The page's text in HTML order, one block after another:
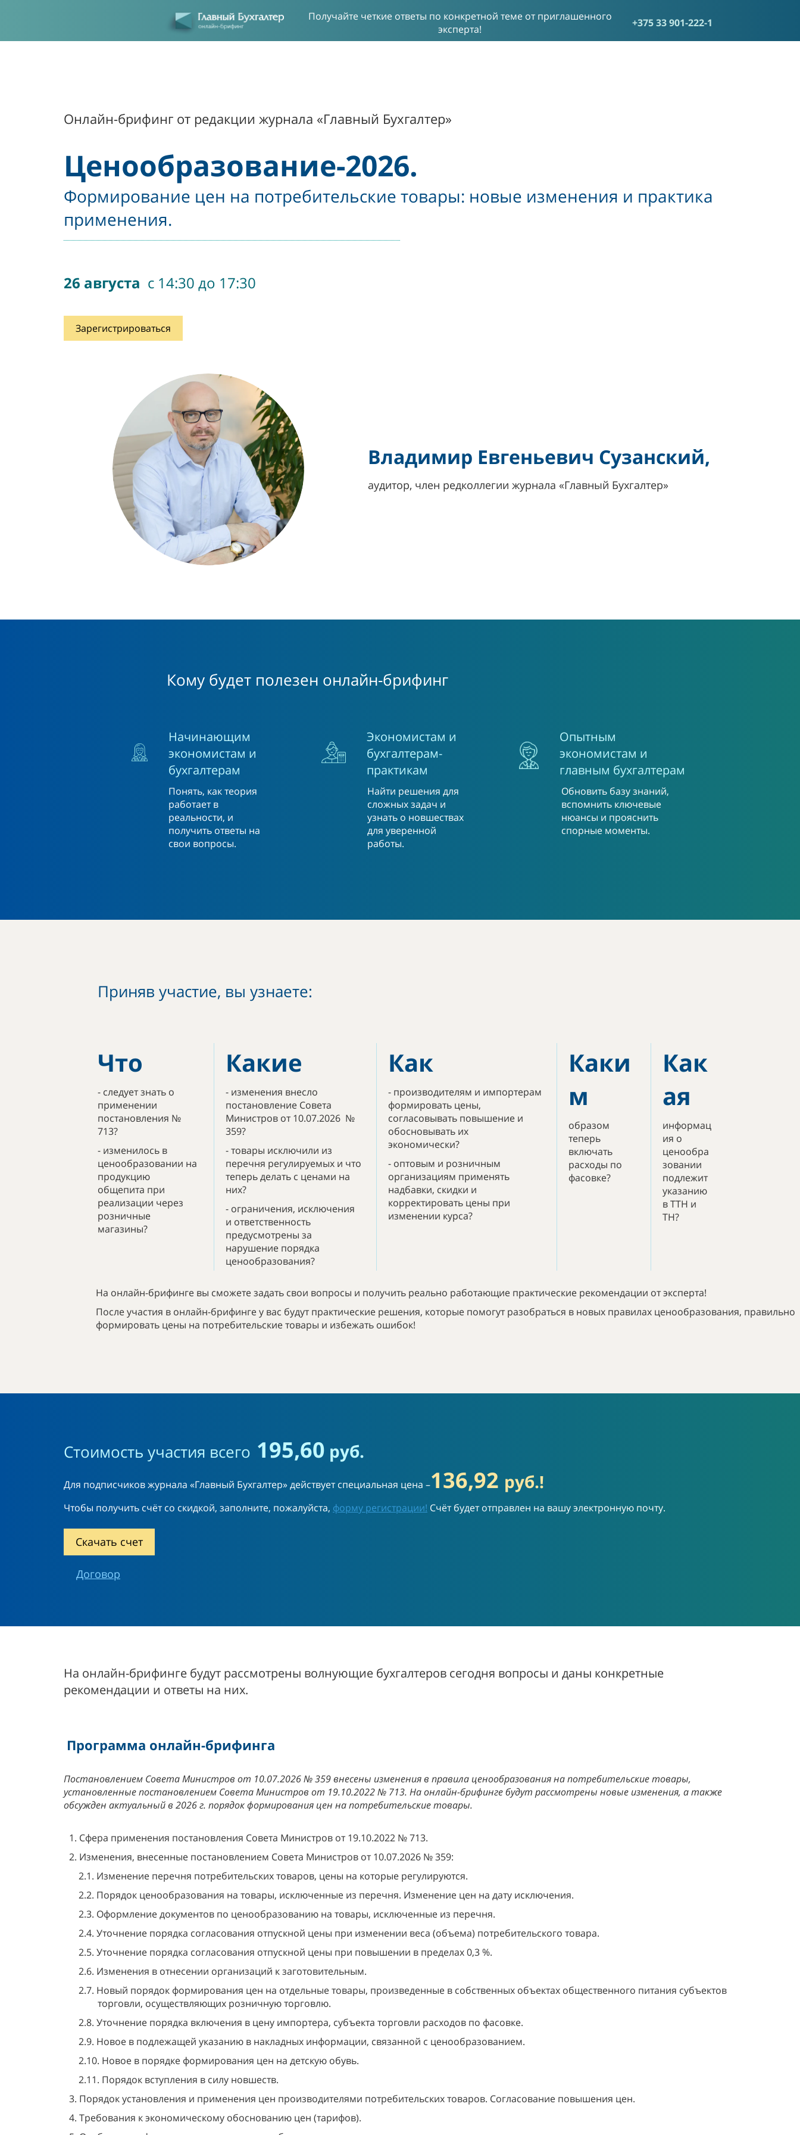
Получайте четкие ответы по конкретной теме от приглашенного
эксперта!
+375 33 901-222-1
Онлайн-брифинг от редакции журнала «Главный Бухгалтер»
Ценообразование-2026.
Формирование цен на потребительские товары: новые изменения и практика
применения.
26 августа с 14:30 до 17:30
Зарегистрироваться
Владимир Евгеньевич Сузанский,
аудитор, член редколлегии журнала «Главный Бухгалтер»
Кому будет полезен онлайн-брифинг
Начинающим
экономистам и
бухгалтерам
Понять, как теория
работает в
реальности, и
получить ответы на
свои вопросы.
Экономистам и
бухгалтерам-
практикам
Найти решения для
сложных задач и
узнать о новшествах
для уверенной
работы.
Опытным
экономистам и
главным бухгалтерам
Обновить базу знаний,
вспомнить ключевые
нюансы и прояснить
спорные моменты.
Приняв участие, вы узнаете:
Что
- cледует знать о
применении
постановления №
713?
- изменилось в
ценообразовании на
продукцию
общепита при
реализации через
розничные
магазины?
Какие
- изменения внесло
постановление Совета
Министров от 10.07.2026 №
359?
- товары исключили из
перечня регулируемых и что
теперь делать с ценами на
них?
- ограничения, исключения
и ответственность
предусмотрены за
нарушение порядка
ценообразования?
Как
- производителям и импортерам
формировать цены,
согласовывать повышение и
обосновывать их
экономически?
- оптовым и розничным
организациям применять
надбавки, скидки и
корректировать цены при
изменении курса?
Каки
м
образом
теперь
включать
расходы по
фасовке?
Как
ая
информац
ия о
ценообра
зовании
подлежит
указанию
в ТТН и
ТН?
На онлайн-брифинге вы сможете задать свои вопросы и получить реально работающие практические рекомендации от эксперта!
После участия в онлайн-брифинге у вас будут практические решения, которые помогут разобраться в новых правилах ценообразования, правильно
формировать цены на потребительские товары и избежать ошибок!
Стоимость участия всего 195,60 руб.
Для подписчиков журнала «Главный Бухгалтер» действует специальная цена –136,92 руб.!
Чтобы получить счёт со скидкой, заполните, пожалуйста, форму регистрации! Счёт будет отправлен на вашу электронную почту.
Скачать счет
Договор
На онлайн-брифинге будут рассмотрены волнующие бухгалтеров сегодня вопросы и даны конкретные
рекомендации и ответы на них.
Программа онлайн-брифинга
Постановлением Совета Министров от 10.07.2026 № 359 внесены изменения в правила ценообразования на потребительские товары,
установленные постановлением Совета Министров от 19.10.2022 № 713. На онлайн-брифинге будут рассмотрены новые изменения, а также
обсужден актуальный в 2026 г. порядок формирования цен на потребительские товары.
1. Сфера применения постановления Совета Министров от 19.10.2022 № 713.
2. Изменения, внесенные постановлением Совета Министров от 10.07.2026 № 359:
2.1. Изменение перечня потребительских товаров, цены на которые регулируются.
2.2. Порядок ценообразования на товары, исключенные из перечня. Изменение цен на дату исключения.
2.3. Оформление документов по ценообразованию на товары, исключенные из перечня.
2.4. Уточнение порядка согласования отпускной цены при изменении веса (объема) потребительского товара.
2.5. Уточнение порядка согласования отпускной цены при повышении в пределах 0,3 %.
2.6. Изменения в отнесении организаций к заготовительным.
2.7. Новый порядок формирования цен на отдельные товары, произведенные в собственных объектах общественного питания субъектов
торговли, осуществляющих розничную торговлю.
2.8. Уточнение порядка включения в цену импортера, субъекта торговли расходов по фасовке.
2.9. Новое в подлежащей указанию в накладных информации, связанной с ценообразованием.
2.10. Новое в порядке формирования цен на детскую обувь.
2.11. Порядок вступления в силу новшеств.
3. Порядок установления и применения цен производителями потребительских товаров. Согласование повышения цен.
4. Требования к экономическому обоснованию цен (тарифов).